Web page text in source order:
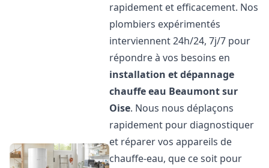
rapidement et efficacement. Nos
plombiers expérimentés
interviennent 24h/24, 7j/7 pour
répondre à vos besoins en
installation et dépannage
chauffe eau Beaumont sur
Oise. Nous nous déplaçons
rapidement pour diagnostiquer
et réparer vos appareils de
chauffe-eau, que ce soit pour